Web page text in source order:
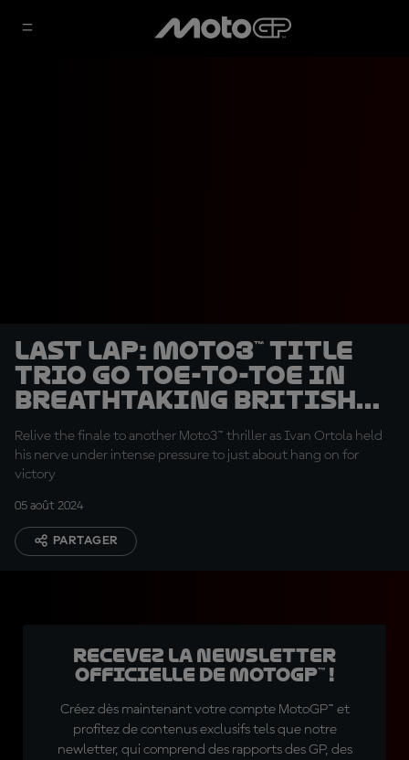
LAST LAP: Moto3™ title
trio go toe-to-toe in
breathtaking British
GP
Relive the finale to another Moto3™ thriller as Ivan Ortola held
his nerve under intense pressure to just about hang on for
victory
05 août 2024
PARTAGER
Recevez la Newsletter
officielle de MotoGP™ !
Créez dès maintenant votre compte MotoGP™ et
profitez de contenus exclusifs tels que notre
newletter, qui comprend des rapports des GP, des